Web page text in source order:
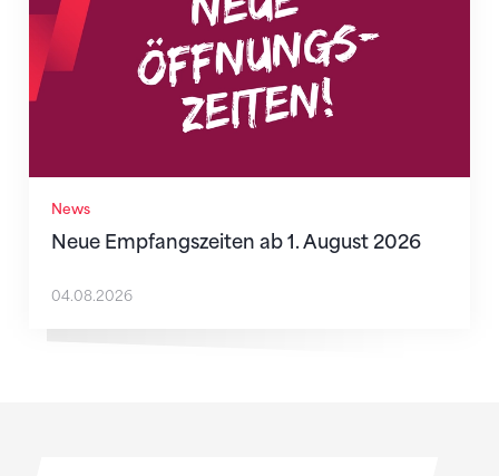
News
Neue Empfangszeiten ab 1. August 2026
04.08.2026